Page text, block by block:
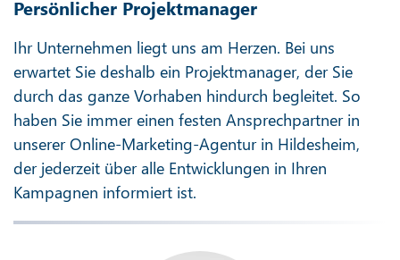
Persönlicher Projektmanager
Ihr Unternehmen liegt uns am Herzen. Bei uns
erwartet Sie deshalb ein Projektmanager, der Sie
durch das ganze Vorhaben hindurch begleitet. So
haben Sie immer einen festen Ansprechpartner in
unserer Online-Marketing-Agentur in Hildesheim,
der jederzeit über alle Entwicklungen in Ihren
Kampagnen informiert ist.